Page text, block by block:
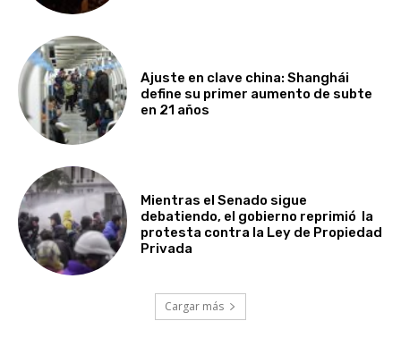
Ajuste en clave china: Shanghái
define su primer aumento de subte
en 21 años
Mientras el Senado sigue
debatiendo, el gobierno reprimió la
protesta contra la Ley de Propiedad
Privada
Cargar más